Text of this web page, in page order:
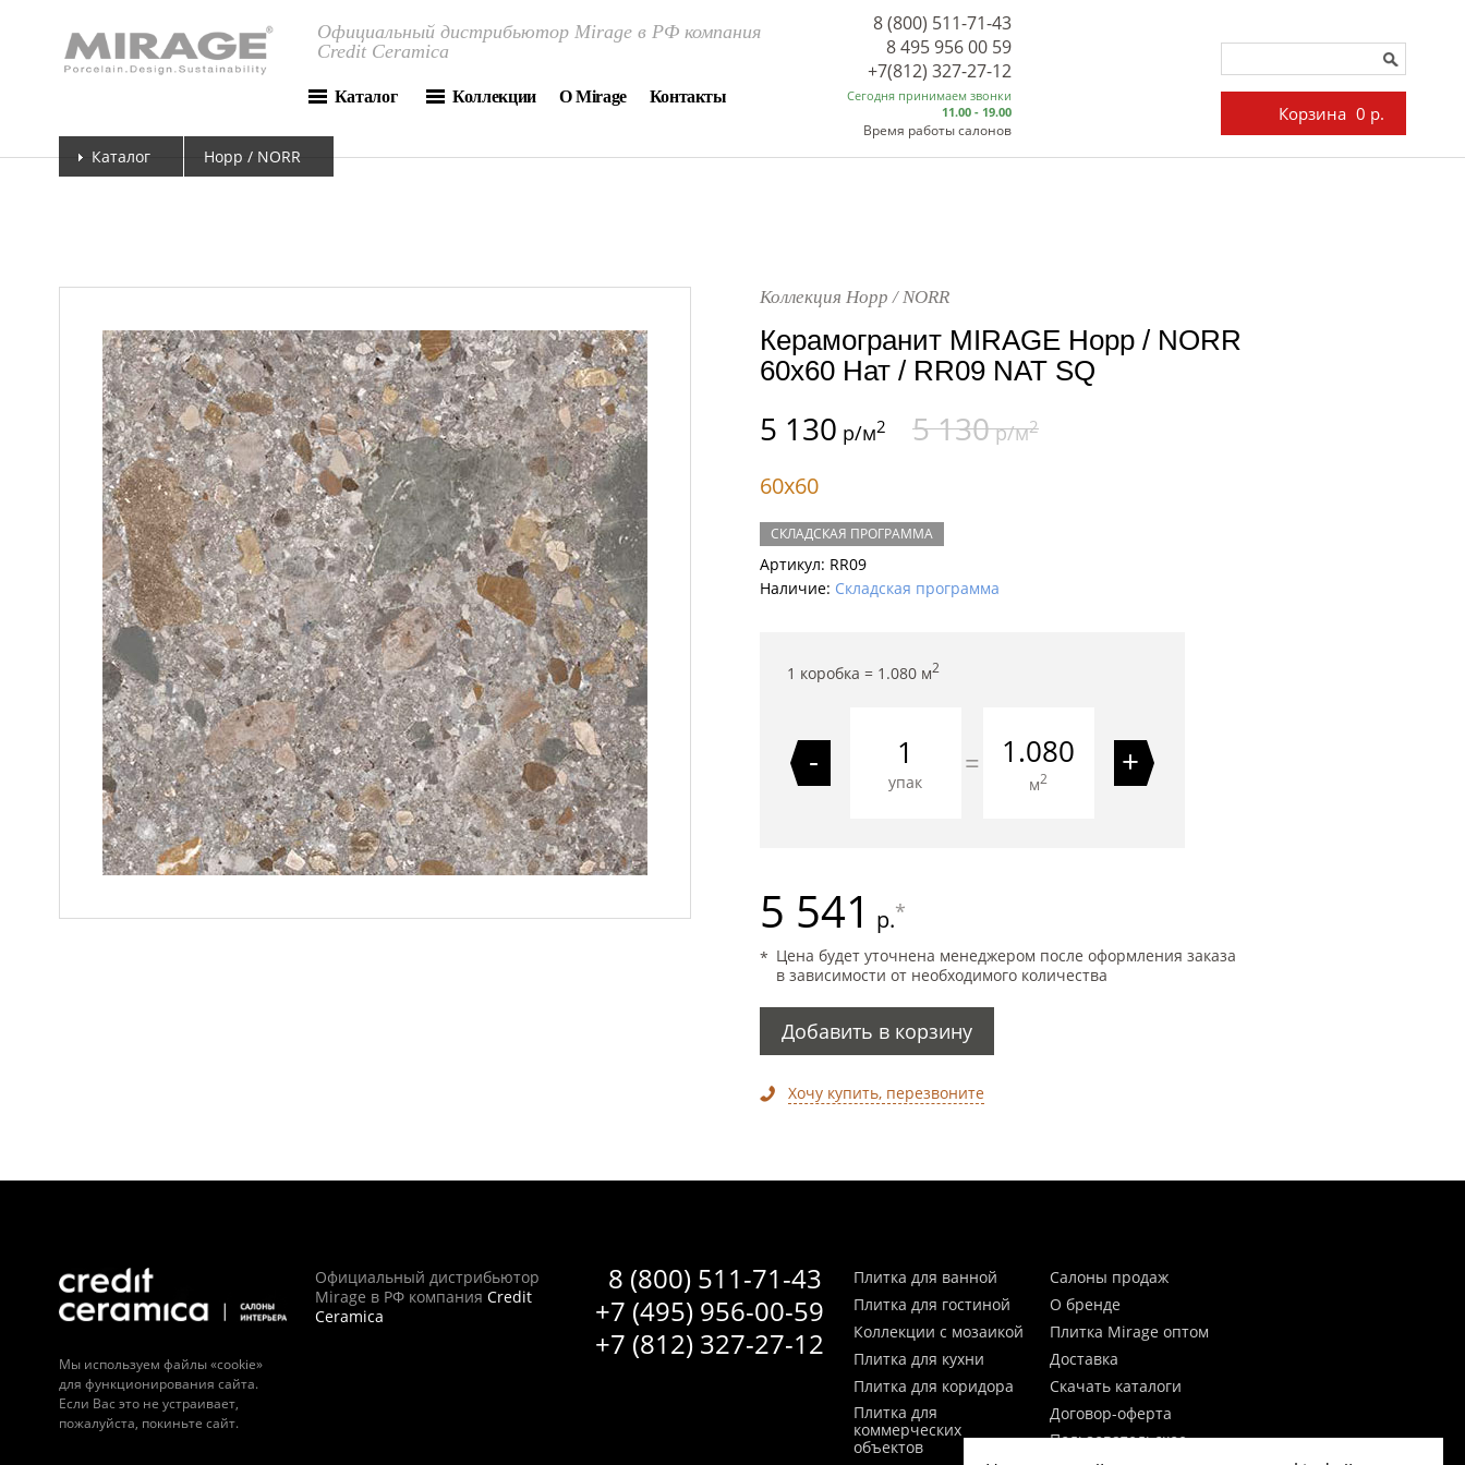
Официальный дистрибьютор Mirage в РФ компания
Credit Ceramica
Каталог Коллекции О Mirage Контакты
8 (800) 511-71-43
8 495 956 00 59
Сегодня принимаем звонки
11.00 - 19.00
Время работы салонов
+7(812) 327-27-12
Корзина 0 р.
Каталог Норр / NORR
Коллекция Норр / NORR
Керамогранит MIRAGE Норр / NORR
60x60 Нат / RR09 NAT SQ
5 130 р/м2 5 130р/м2
60x60
СКЛАДСКАЯ ПРОГРАММА
Артикул: RR09
Наличие: Складская программа
1 коробка = 1.080м2
-
упак
= 1.080
м2 +
5 541 р.*
Цена будет уточнена менеджером после оформления заказа
в зависимости от необходимого количества
Добавить в корзину
Хочу купить, перезвоните
Мы используем файлы «cookie»
для функционирования сайта.
Если Вас это не устраивает,
пожалуйста, покиньте сайт.
8 (800) 511-71-43
+7 (495) 956-00-59
+7 (812) 327-27-12
Официальный дистрибьютор
Mirage в РФ компания Credit
Ceramica
Плитка для ванной
Плитка для гостиной
Коллекции с мозаикой
Плитка для кухни
Плитка для коридора
Плитка для
коммерческих
объектов
Салоны продаж
О бренде
Плитка Mirage оптом
Доставка
Скачать каталоги
Договор-оферта
Пользовательское